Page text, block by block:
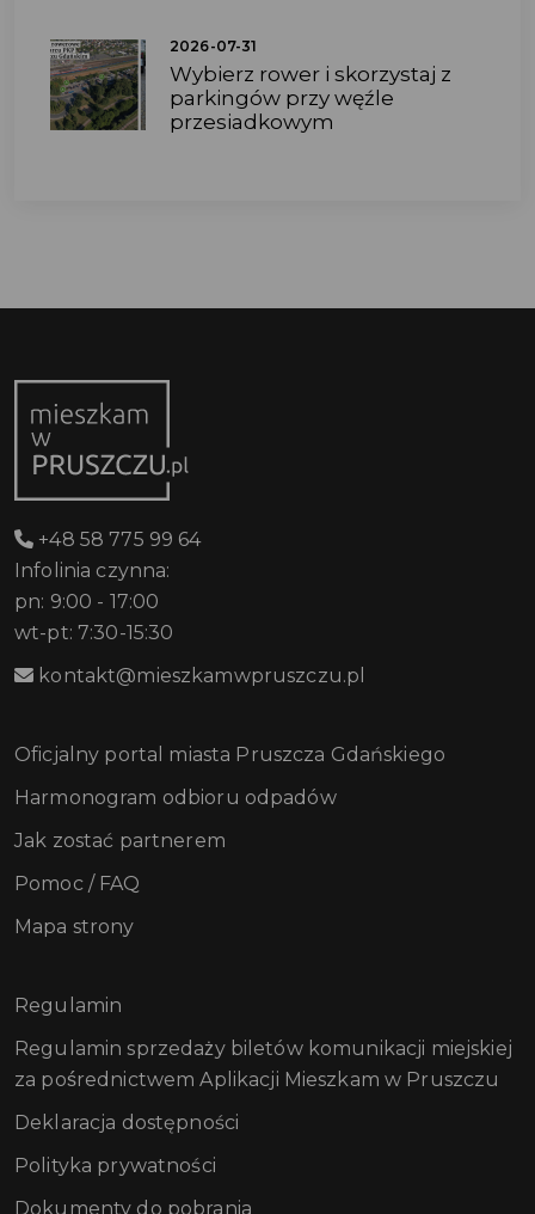
2026-07-31
Wybierz rower i skorzystaj z
parkingów przy węźle
przesiadkowym
+48 58 775 99 64
Infolinia czynna:
pn: 9:00 - 17:00
wt-pt: 7:30-15:30
kontakt@mieszkamwpruszczu.pl
Oficjalny portal miasta Pruszcza Gdańskiego
Harmonogram odbioru odpadów
Jak zostać partnerem
Pomoc / FAQ
Mapa strony
Regulamin
Regulamin sprzedaży biletów komunikacji miejskiej
za pośrednictwem Aplikacji Mieszkam w Pruszczu
Deklaracja dostępności
Polityka prywatności
Dokumenty do pobrania